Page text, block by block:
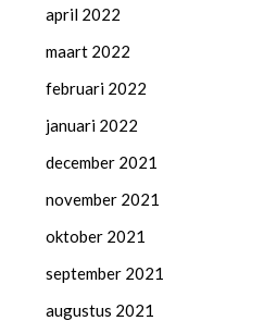
april 2022
maart 2022
februari 2022
januari 2022
december 2021
november 2021
oktober 2021
september 2021
augustus 2021